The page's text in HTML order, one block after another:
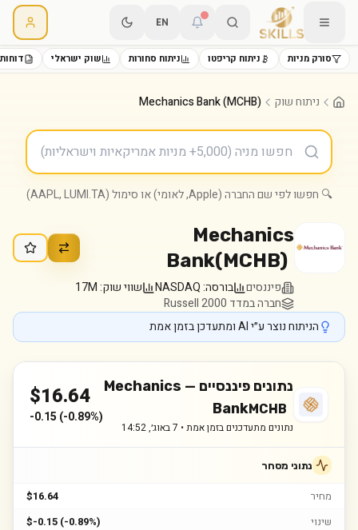
EN
סורק מניות ניתוח קריפטו ניתוח סחורות שוק ישראלי
ניתוח שוק Mechanics Bank (MCHB)
🔍 חפשו לפי שם החברה (Apple, לאומי) או סימול (AAPL, LUMI.TA)
Mechanics
Bank(MCHB)
פיננסים בורסה:NASDAQ שווי שוק:17M
חברה במדד Russell 2000
הניתוח נוצר ע״י AI ומתעדכן בזמן אמת
נתונים פיננסיים — Mechanics
BankMCHB
נתונים מתעדכנים בזמן אמת • 7 באוג׳, 14:52
$16.64
-0.15 (-0.89%)
נתוני מסחר
מחיר
$16.64
שינוי
$-0.15 (-0.89%)